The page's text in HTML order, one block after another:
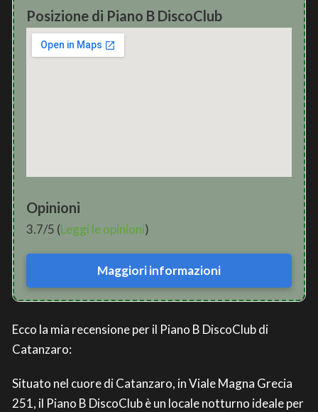
Posizione di Piano B DiscoClub
Opinioni
3.7/5 (Leggi le opinioni)
Maggiori informazioni
Ecco la mia recensione per il Piano B DiscoClub di
Catanzaro:
Situato nel cuore di Catanzaro, in Viale Magna Grecia
251, il Piano B DiscoClub è un locale notturno ideale per